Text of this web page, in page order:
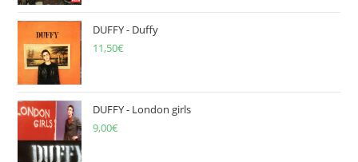
DUFFY - Duffy
11,50€
DUFFY - London girls
9,00€